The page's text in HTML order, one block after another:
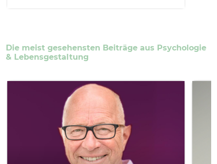
Die meist gesehensten Beiträge aus Psychologie
& Lebensgestaltung